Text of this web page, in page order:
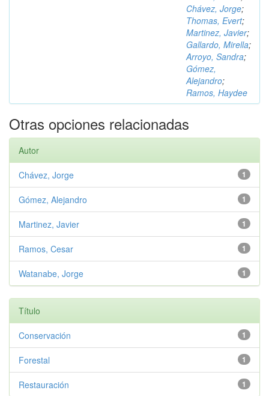
Chávez, Jorge;
Thomas, Evert;
Martinez, Javier;
Gallardo, Mirella;
Arroyo, Sandra;
Gómez,
Alejandro;
Ramos, Haydee
Otras opciones relacionadas
Autor
1
Chávez, Jorge
1
Gómez, Alejandro
1
Martinez, Javier
1
Ramos, Cesar
1
Watanabe, Jorge
Título
1
Conservación
1
Forestal
1
Restauración